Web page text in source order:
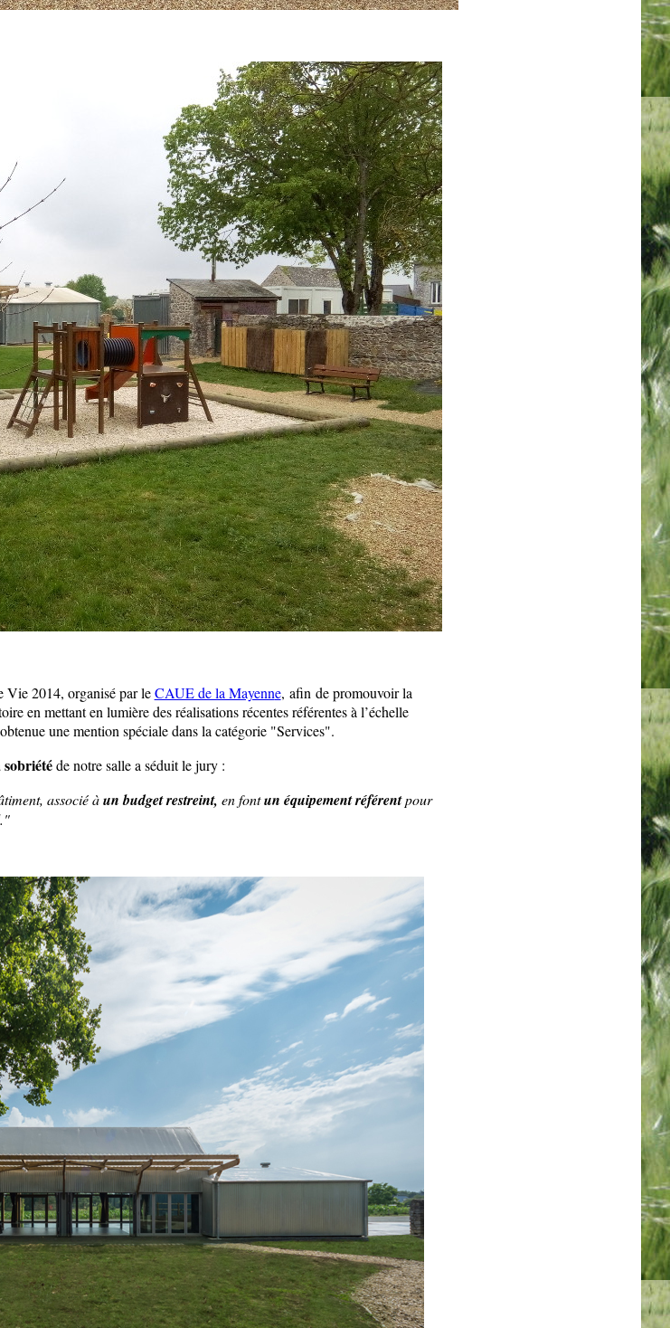
Vie 2014, organisé par leCAUE de la Mayenne, afin de promouvoir la
en mettant en lumière des réalisations récentes référentes à l’échelle
une mention spéciale dans la catégorie "Services".
de notre salle a séduit le jury :
associé àun budget restreint, en fontun équipement référentpour